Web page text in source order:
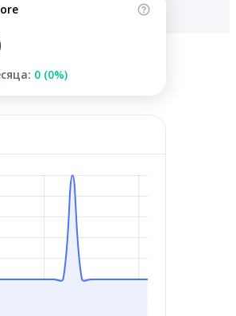
0 (0%)